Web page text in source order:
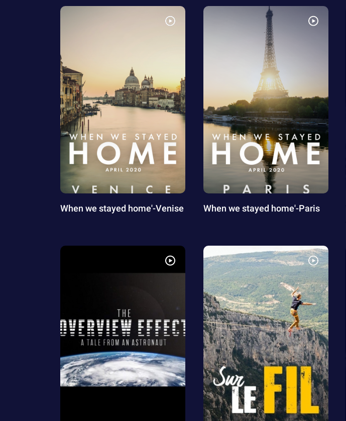
When we stayed home'-Venise When we stayed home'-Paris